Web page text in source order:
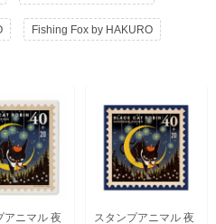
Fishing Fox by HAKURO
アニマル 夜
スタンプアニマル 夜